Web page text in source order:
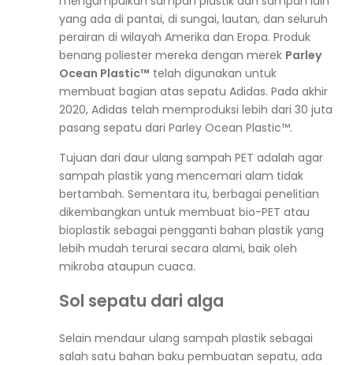
yang ada di pantai, di sungai, lautan, dan seluruh
perairan di wilayah Amerika dan Eropa. Produk
benang poliester mereka dengan merek Parley
Ocean Plastic™ telah digunakan untuk
membuat bagian atas sepatu Adidas. Pada akhir
2020, Adidas telah memproduksi lebih dari 30 juta
pasang sepatu dari Parley Ocean Plastic™.
Tujuan dari daur ulang sampah PET adalah agar
sampah plastik yang mencemari alam tidak
bertambah. Sementara itu, berbagai penelitian
dikembangkan untuk membuat bio-PET atau
bioplastik sebagai pengganti bahan plastik yang
lebih mudah terurai secara alami, baik oleh
mikroba ataupun cuaca.
Sol sepatu dari alga
Selain mendaur ulang sampah plastik sebagai
salah satu bahan baku pembuatan sepatu, ada